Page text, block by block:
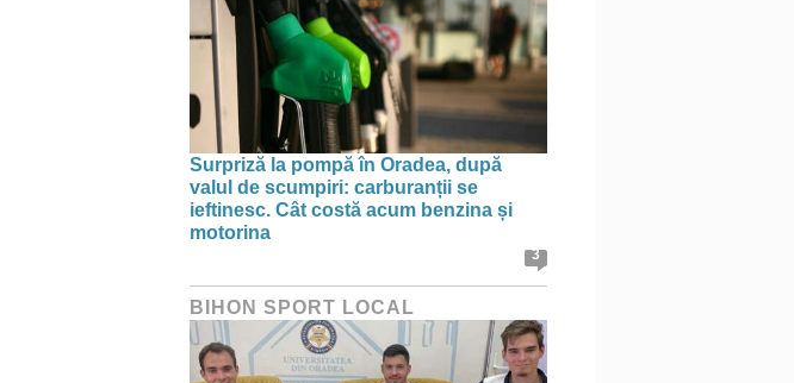
Surpriză la pompă în Oradea, după
valul de scumpiri: carburanții se
ieftinesc. Cât costă acum benzina și
motorina
3
BIHON SPORT LOCAL